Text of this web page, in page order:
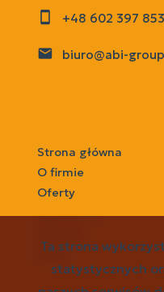
+48 602 397 853
biuro@abi-
Strona główna
O firmie
Oferty
Zgłoszenia
Rodo
Ta strona
statystycznych